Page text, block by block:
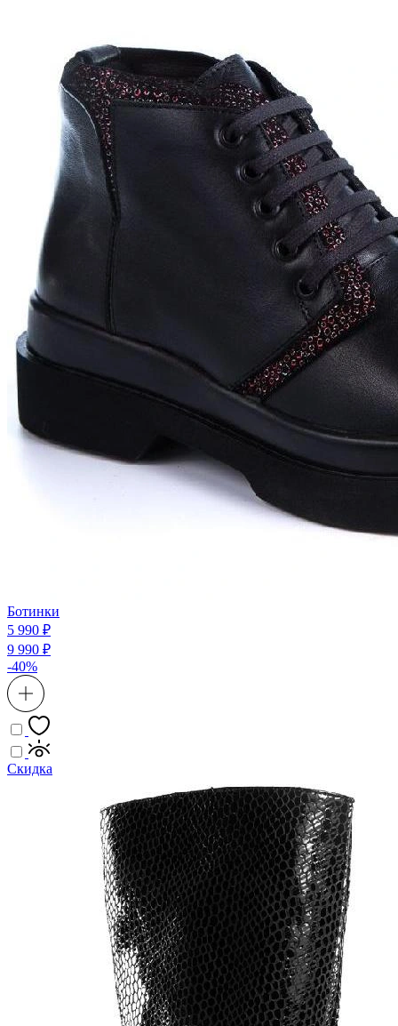
Ботинки
5 990 ₽
9 990 ₽
-40%
Скидка